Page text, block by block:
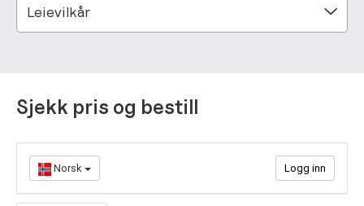
Sjekk pris og bestill
Leievilkår